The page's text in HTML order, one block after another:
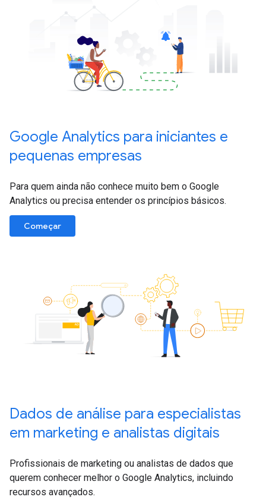
Google Analytics para iniciantes e
pequenas empresas
Para quem ainda não conhece muito bem o Google
Analytics ou precisa entender os princípios básicos.
Começar
Dados de análise para especialistas
em marketing e analistas digitais
Profissionais de marketing ou analistas de dados que
querem conhecer melhor o Google Analytics, incluindo
recursos avançados.